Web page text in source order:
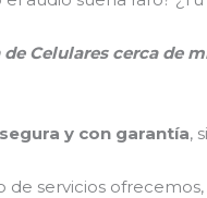
Celulares cerca de
y con garantía,
de servicios